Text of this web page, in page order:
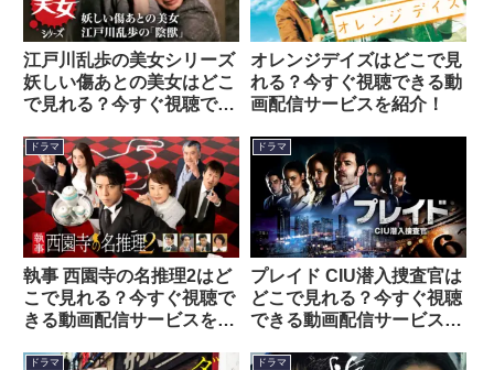
江戸川乱歩の美女シリーズ
妖しい傷あとの美女はどこ
で見れる？今すぐ視聴でき
介！
オレンジデイズはどこで見
れる？今すぐ視聴できる動
画配信サービスを紹介！
ドラマ
執事 西園寺の名推理2はど
こで見れる？今すぐ視聴で
きる動画配信サービスを紹
ドラマ
プレイド CIU潜入捜査官は
どこで見れる？今すぐ視聴
できる動画配信サービスを
ドラマ ドラマ